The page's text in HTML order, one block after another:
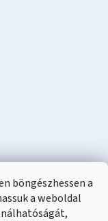
böngészhessen a
a weboldal